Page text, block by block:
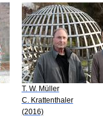
T. W. Müller
C. Krattenthaler
(2016)